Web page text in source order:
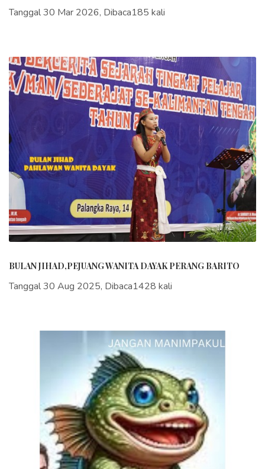
Tanggal 30 Mar 2026, Dibaca185 kali
BULAN JIHAD,PEJUANG WANITA DAYAK PERANG BARITO
Tanggal 30 Aug 2025, Dibaca1428 kali